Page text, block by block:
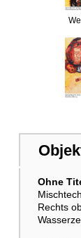
Ohne
Rechts